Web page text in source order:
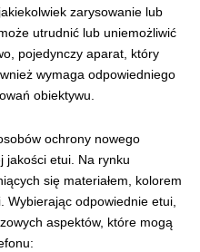
zarysowanie lub
utrudnić lub uniemożliwić
pojedynczy aparat, który
wymaga odpowiedniego
obiektywu.
ochrony nowego
jakości etui. Na rynku
się materiałem, kolorem
Wybierając odpowiednie etui,
aspektów, które mogą